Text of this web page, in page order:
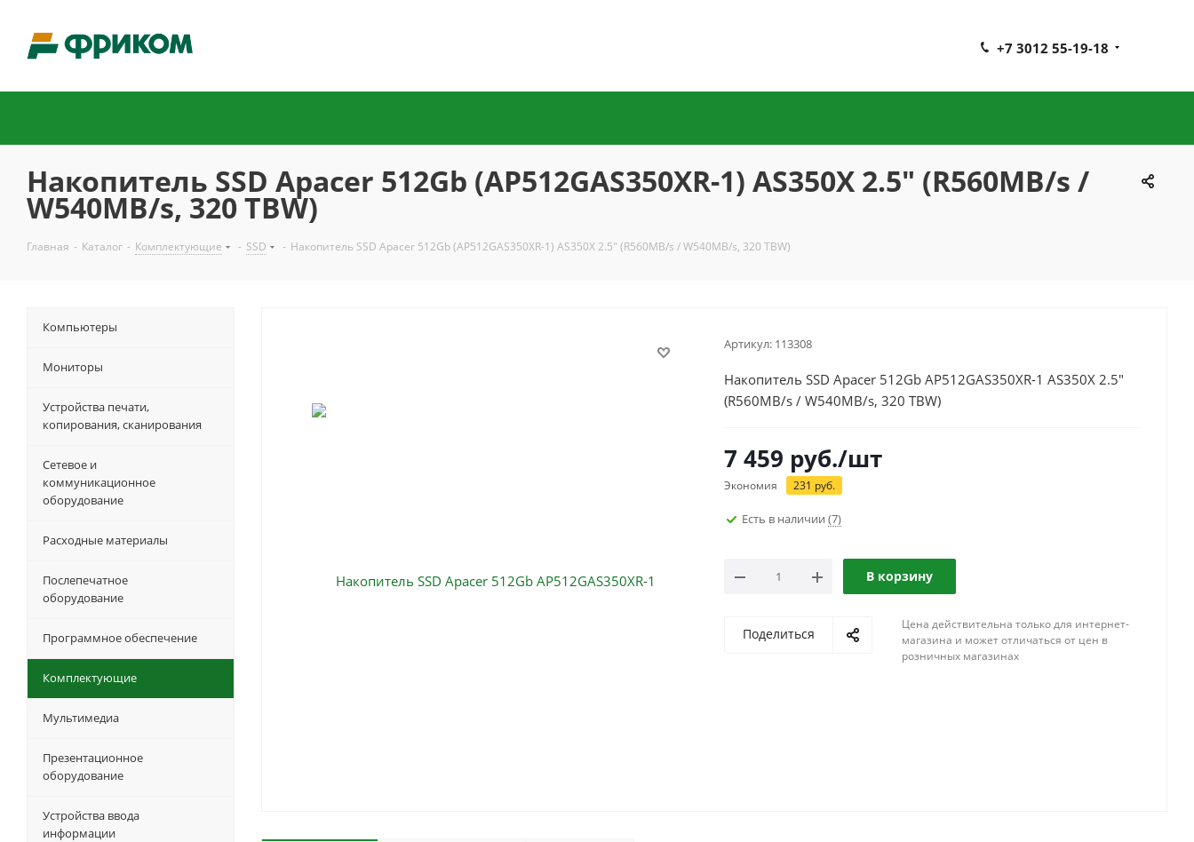
+7 3012 55-19-18
Накопитель SSD Apacer 512Gb (AP512GAS350XR-1) AS350X 2.5" (R560MB/s /
W540MB/s, 320 TBW)
Главная - Каталог - Комплектующие - SSD - Накопитель SSD Apacer 512Gb (AP512GAS350XR-1) AS350X 2.5" (R560MB/s / W540MB/s, 320 TBW)
Артикул: 113308
Накопитель SSD Apacer 512Gb AP512GAS350XR-1 AS350X 2.5"
(R560MB/s / W540MB/s, 320 TBW)
7 459 руб./шт
Экономия 231 руб.
Есть в наличии (7)
В корзину
Поделиться
Цена действительна только для интернет-
магазина и может отличаться от цен в
розничных магазинах
Компьютеры
Мониторы
Устройства печати,
копирования, сканирования
Сетевое и
коммуникационное
оборудование
Расходные материалы
Послепечатное
оборудование
Программное обеспечение
Комплектующие
Мультимедиа
Презентационное
оборудование
Устройства ввода
информации